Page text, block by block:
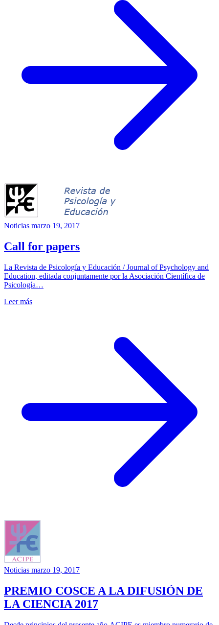
Noticias marzo 19, 2017
Call for papers
La Revista de Psicología y Educación / Journal of Psychology and
Education, editada conjuntamente por la Asociación Científica de
Psicología…
Leer más
Noticias marzo 19, 2017
PREMIO COSCE A LA DIFUSIÓN DE
LA CIENCIA 2017